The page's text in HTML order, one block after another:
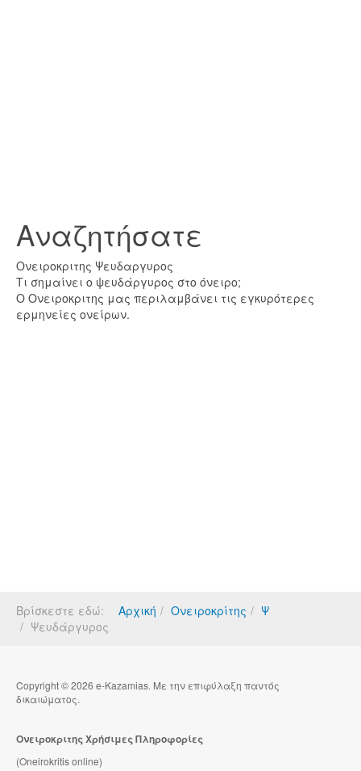
Αναζητήσατε
Ονειροκριτης Ψευδαργυρος
Τι σημαίνει ο ψευδάργυρος στο όνειρο;
Ο Ονειροκριτης μας περιλαμβάνει τις εγκυρότερες
ερμηνείες ονείρων.
Βρίσκεστε εδώ: Αρχική Ονειροκρίτης
Ψ
Ψευδάργυρος
Copyright © 2026 e-Kazamias. Με την επιφύλαξη παντός
δικαιώματος.
Ονειροκριτης Χρήσιμες Πληροφορίες
(Oneirokritis online)